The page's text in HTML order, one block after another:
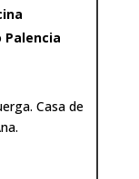
Palencia
Casa de